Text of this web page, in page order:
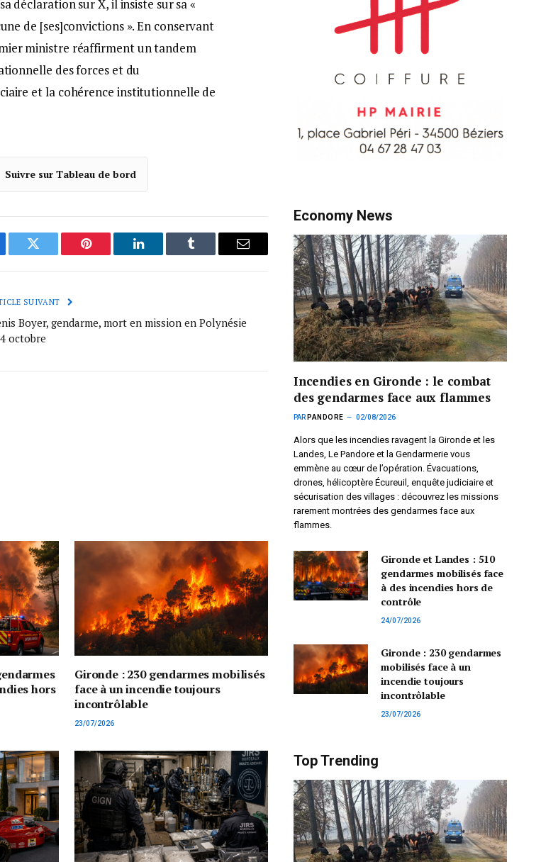
déclaration sur X, il insiste sur sa «
de [ses]convictions ». En conservant
ministre réaffirment un tandem
des forces et du
et la cohérence institutionnelle de
Suivre sur Tableau de bord
Twitter Pinterest LinkedIn Tumblr Courriel
SUIVANT
Boyer, gendarme, mort en mission en Polynésie
octobre
hors
Gironde : 230 gendarmes mobilisés
face à un incendie toujours
incontrôlable
23/07/2026
Economy News
Incendies en Gironde : le combat
des gendarmes face aux flammes
PAR PANDORE 02/08/2026
Alors que les incendies ravagent la Gironde et les
Landes, Le Pandore et la Gendarmerie vous
emmène au cœur de l’opération. Évacuations,
drones, hélicoptère Écureuil, enquête judiciaire et
sécurisation des villages : découvrez les missions
rarement montrées des gendarmes face aux
flammes.
Gironde et Landes : 510
gendarmes mobilisés face
à des incendies hors de
contrôle
24/07/2026
Gironde : 230 gendarmes
mobilisés face à un
incendie toujours
incontrôlable
23/07/2026
Top Trending